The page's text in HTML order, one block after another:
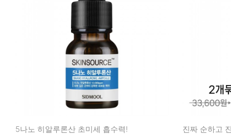
5나노 히알루론산 초미세 흡수력!